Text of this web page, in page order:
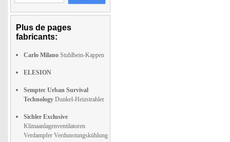
Plus de pages
fabricants:
Carlo Milano Stuhlbein-Kappen
ELESION
Semptec Urban Survival
Technology Dunkel-Heizstrahler
Sichler Exclusive
Klimaanlagenventilatoren
Verdampfer Verdunstungskühlung